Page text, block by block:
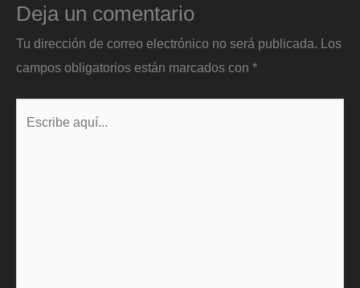
Deja un comentario
Tu dirección de correo electrónico no será publicada. Los
campos obligatorios están marcados con *